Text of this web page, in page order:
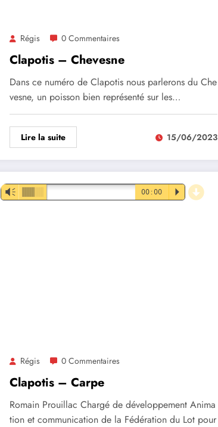
Régis 0 Commentaires
Clapotis – Chevesne
Dans ce numéro de Clapotis nous parlerons du Che
vesne, un poisson bien représenté sur les…
Lire la suite 15/06/2023
Lecteur
audio
Vm 00:00 P d
Régis 0 Commentaires
Clapotis – Carpe
Romain Prouillac Chargé de développement Anima
tion et communication de la Fédération du Lot pour